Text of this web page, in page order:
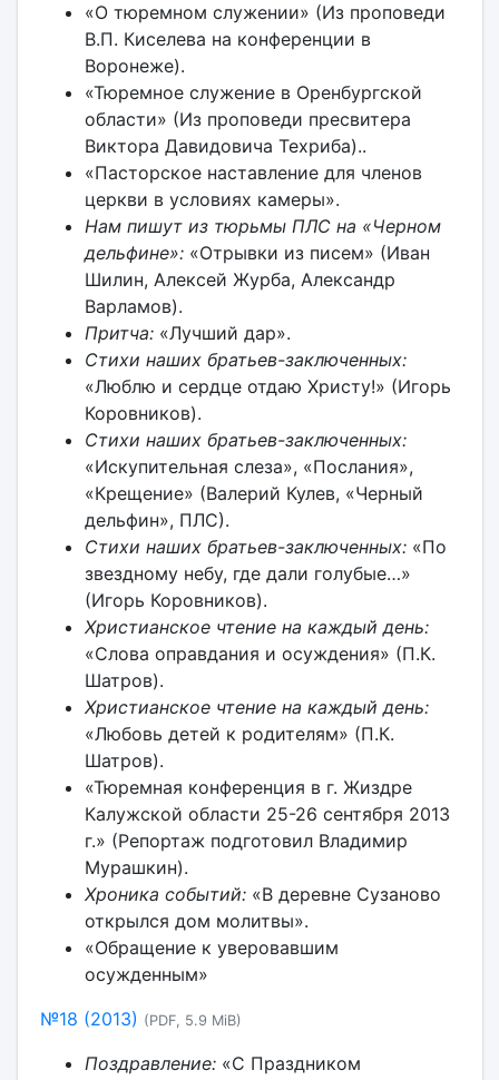
«О тюремном служении» (Из проповеди
В.П. Киселева на конференции в
Воронеже).
«Тюремное служение в Оренбургской
области» (Из проповеди пресвитера
Виктора Давидовича Техриба)..
«Пасторское наставление для членов
церкви в условиях камеры».
Нам пишут из тюрьмы ПЛС на «Черном
дельфине»:«Отрывки из писем» (Иван
Шилин, Алексей Журба, Александр
Варламов).
Притча:«Лучший дар».
Стихи наших братьев-заключенных:
«Люблю и сердце отдаю Христу!» (Игорь
Коровников).
Стихи наших братьев-заключенных:
«Искупительная слеза», «Послания»,
«Крещение» (Валерий Кулев, «Черный
дельфин», ПЛС).
Стихи наших братьев-заключенных:«По
звездному небу, где дали голубые…»
(Игорь Коровников).
Христианское чтение на каждый день:
«Слова оправдания и осуждения» (П.К.
Шатров).
Христианское чтение на каждый день:
«Любовь детей к родителям» (П.К.
Шатров).
«Тюремная конференция в г. Жиздре
Калужской области 25-26 сентября 2013
г.» (Репортаж подготовил Владимир
Мурашкин).
Хроника событий:«В деревне Сузаново
открылся дом молитвы».
«Обращение к уверовавшим
осужденным»
№18 (2013) (PDF, 5.9 MiB)
Поздравление:«С Праздником